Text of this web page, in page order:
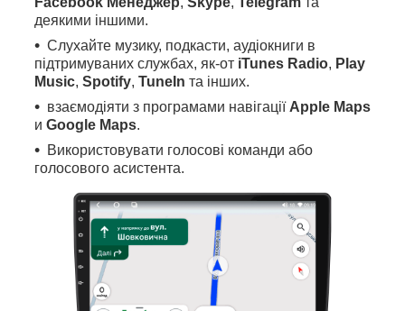
деякими іншими.
Слухайте музику, подкасти, аудіокниги в
підтримуваних службах, як-от iTunes Radio, Play
Music, Spotify, TuneIn та інших.
взаємодіяти з програмами навігаціїApple Maps
и Google Maps.
Використовувати голосові команди або
голосового асистента.